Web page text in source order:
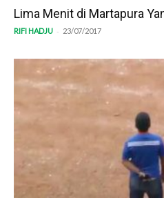
Lima Menit di Martapura
RIFI HADJU - 23/07/2017